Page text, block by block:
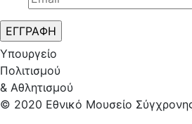
Υπουργείο
Πολιτισμού
& Αθλητισμού
© 2020 Εθνικό Μουσείο